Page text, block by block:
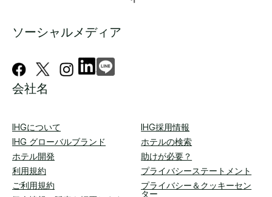
ソーシャルメディア
会社名
IHGについて
IHG採用情報
IHG グローバルブランド
ホテルの検索
ホテル開発
助けが必要？
利用規約
プライバシーステートメント
ご利用規約
プライバシー＆クッキーセン
ター